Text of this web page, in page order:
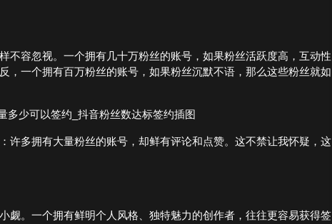
不容忽视。一个拥有几十万粉丝的账号，如果粉丝活跃度高，互动性
，一个拥有百万粉丝的账号，如果粉丝沉默不语，那么这些粉丝就如
许多拥有大量粉丝的账号，却鲜有评论和点赞。这不禁让我怀疑，这
觑。一个拥有鲜明个人风格、独特魅力的创作者，往往更容易获得签